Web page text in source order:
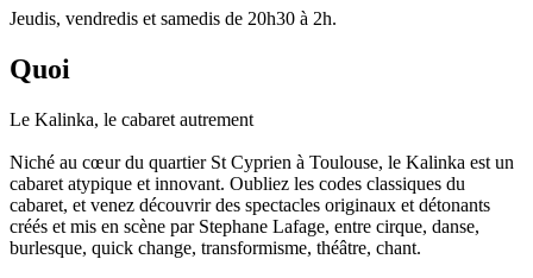
Jeudis, vendredis et samedis de 20h30 à 2h.
Quoi
Le Kalinka, le cabaret autrement
Niché au cœur du quartier St Cyprien à Toulouse, le Kalinka est un
cabaret atypique et innovant. Oubliez les codes classiques du
cabaret, et venez découvrir des spectacles originaux et détonants
créés et mis en scène par Stephane Lafage, entre cirque, danse,
burlesque, quick change, transformisme, théâtre, chant.